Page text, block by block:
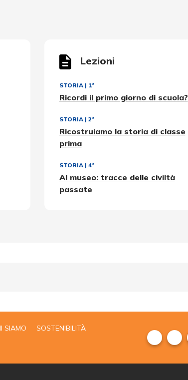
Lezioni
STORIA| 1ª
Ricordi il primo giorno di scuola?
STORIA| 2ª
Ricostruiamo la storia di classe
prima
STORIA| 4ª
Al museo: tracce delle civiltà
passate
SIAMO SOSTENIBILITÀ